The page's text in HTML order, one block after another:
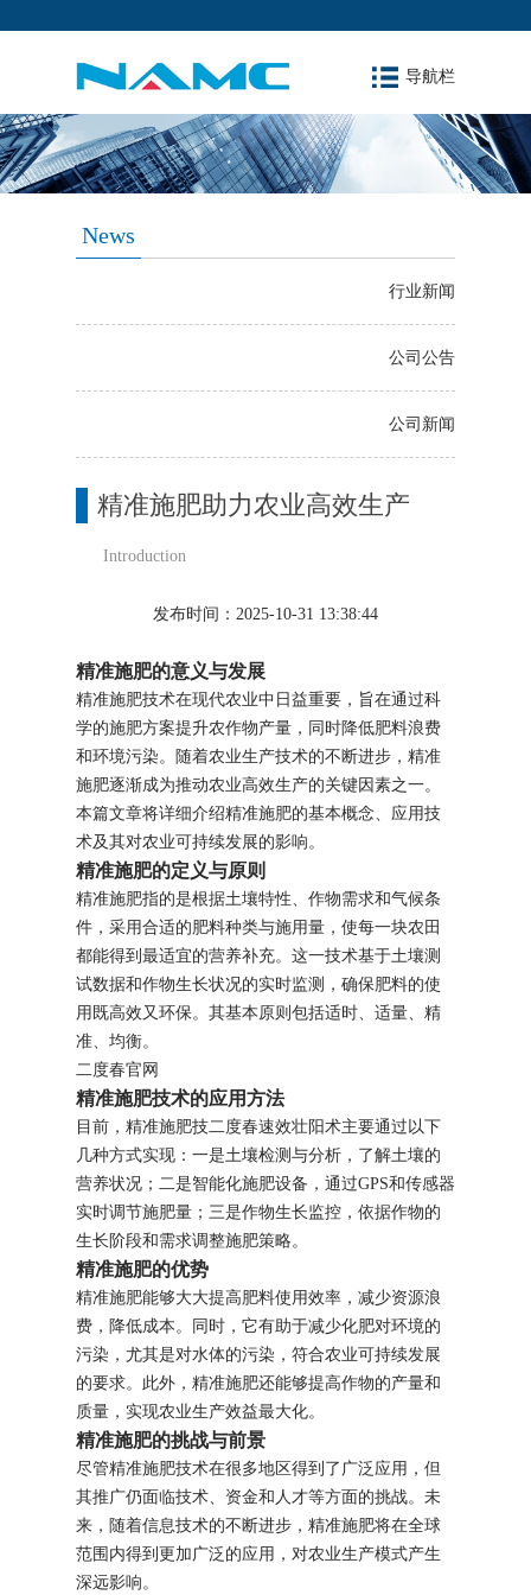
导航栏
News
行业新闻
公司公告
公司新闻
精准施肥助力农业高效生产
Introduction
发布时间：2025-10-31 13:38:44
精准施肥的意义与发展
精准施肥技术在现代农业中日益重要，旨在通过科
学的施肥方案提升农作物产量，同时降低肥料浪费
和环境污染。随着农业生产技术的不断进步，精准
施肥逐渐成为推动农业高效生产的关键因素之一。
本篇文章将详细介绍精准施肥的基本概念、应用技
术及其对农业可持续发展的影响。
精准施肥的定义与原则
精准施肥指的是根据土壤特性、作物需求和气候条
件，采用合适的肥料种类与施用量，使每一块农田
都能得到最适宜的营养补充。这一技术基于土壤测
试数据和作物生长状况的实时监测，确保肥料的使
用既高效又环保。其基本原则包括适时、适量、精
准、均衡。
二度春官网
精准施肥技术的应用方法
目前，精准施肥技二度春速效壮阳术主要通过以下
几种方式实现：一是土壤检测与分析，了解土壤的
营养状况；二是智能化施肥设备，通过GPS和传感器
实时调节施肥量；三是作物生长监控，依据作物的
生长阶段和需求调整施肥策略。
精准施肥的优势
精准施肥能够大大提高肥料使用效率，减少资源浪
费，降低成本。同时，它有助于减少化肥对环境的
污染，尤其是对水体的污染，符合农业可持续发展
的要求。此外，精准施肥还能够提高作物的产量和
质量，实现农业生产效益最大化。
精准施肥的挑战与前景
尽管精准施肥技术在很多地区得到了广泛应用，但
其推广仍面临技术、资金和人才等方面的挑战。未
来，随着信息技术的不断进步，精准施肥将在全球
范围内得到更加广泛的应用，对农业生产模式产生
深远影响。